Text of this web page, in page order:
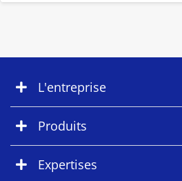
L'entreprise
Produits
Expertises